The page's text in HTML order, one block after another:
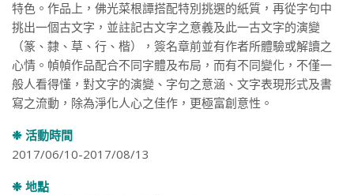
特色。作品上，佛光菜根譚搭配特別挑選的紙質，再從字句中
挑出一個古文字，並註記古文字之意義及此一古文字的演變
（篆、隸、草、行、楷），簽名章前並有作者所體驗或解讀之
心情。幀幀作品配合不同字體及布局，而有不同變化，不僅一
般人看得懂，對文字的演變、字句之意涵、文字表現形式及書
寫之流動，除為淨化人心之佳作，更極富創意性。
❉ 活動時間
2017/06/10-2017/08/13
❉ 地點